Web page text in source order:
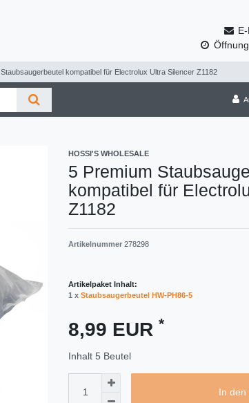
kompatibel für Electrolux Ultra Silencer Z1182
HOSSI'S WHOLESALE
5 Premium
kompatibel für
Z1182
Artikelnummer 278298
Artikelpaket Inhalt:
1 x Staubsaugerbeutel HW-PH86-5
8,99 EUR *
Inhalt 5 Beutel
In den